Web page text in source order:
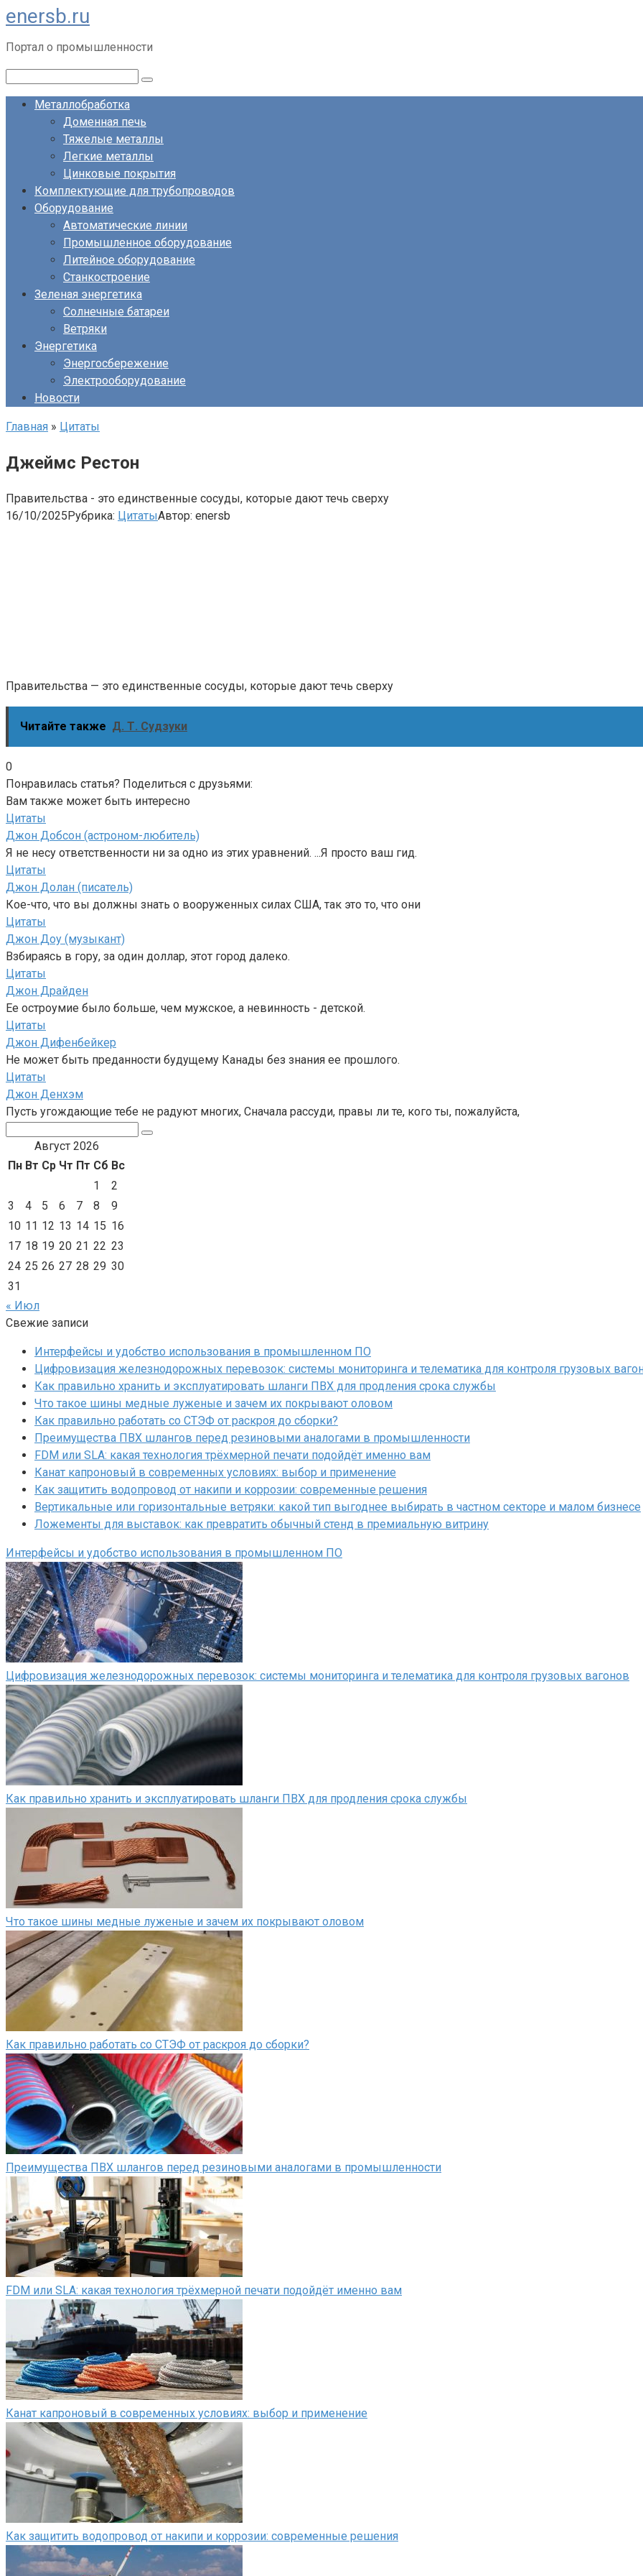
Перейти
к
контенту
enersb.ru
Портал о промышленности
Металлобработка
Доменная печь
Тяжелые металлы
Легкие металлы
Цинковые покрытия
Комплектующие для трубопроводов
Оборудование
Автоматические линии
Промышленное оборудование
Литейное оборудование
Станкостроение
Зеленая энергетика
Солнечные батареи
Ветряки
Энергетика
Энергосбережение
Электрооборудование
Новости
Главная » Цитаты
Джеймс Рестон
Правительства - это единственные сосуды, которые дают течь сверху
16/10/2025Рубрика: ЦитатыАвтор: enersb
Правительства — это единственные сосуды, которые дают течь сверху
Читайте также Д. Т. Судзуки
0
Понравилась статья? Поделиться с друзьями:
Вам также может быть интересно
Цитаты
Джон Добсон (астроном-любитель)
Я не несу ответственности ни за одно из этих уравнений. ...Я просто ваш гид.
Цитаты
Джон Долан (писатель)
Кое-что, что вы должны знать о вооруженных силах США, так это то, что они
Цитаты
Джон Доу (музыкант)
Взбираясь в гору, за один доллар, этот город далеко.
Цитаты
Джон Драйден
Ее остроумие было больше, чем мужское, а невинность - детской.
Цитаты
Джон Дифенбейкер
Не может быть преданности будущему Канады без знания ее прошлого.
Цитаты
Джон Денхэм
Пусть угождающие тебе не радуют многих, Сначала рассуди, правы ли те, кого ты, пожалуйста,
Август 2026
Пн Вт Ср Чт Пт Сб Вс
1
2
3
4 5 6 7 8
9
10 11 12 13 14 15 16
17 18 19 20 21 22 23
24 25 26 27 28 29 30
31
« Июл
Свежие записи
Интерфейсы и удобство использования в промышленном ПО
Цифровизация железнодорожных перевозок: системы мониторинга и телематика для контроля грузовых
Как правильно хранить и эксплуатировать шланги ПВХ для продления срока службы
Что такое шины медные луженые и зачем их покрывают оловом
Как правильно работать со СТЭФ от раскроя до сборки?
Преимущества ПВХ шлангов перед резиновыми аналогами в промышленности
FDM или SLA: какая технология трёхмерной печати подойдёт именно вам
Канат капроновый в современных условиях: выбор и применение
Как защитить водопровод от накипи и коррозии: современные решения
Вертикальные или горизонтальные ветряки: какой тип выгоднее выбирать в частном секторе и малом бизнесе
Ложементы для выставок: как превратить обычный стенд в премиальную витрину
Интерфейсы и удобство использования в промышленном ПО
Цифровизация железнодорожных перевозок: системы мониторинга и телематика для контроля грузовых вагонов
Как правильно хранить и эксплуатировать шланги ПВХ для продления срока службы
Что такое шины медные луженые и зачем их покрывают оловом
Как правильно работать со СТЭФ от раскроя до сборки?
Преимущества ПВХ шлангов перед резиновыми аналогами в промышленности
FDM или SLA: какая технология трёхмерной печати подойдёт именно вам
Канат капроновый в современных условиях: выбор и применение
Как защитить водопровод от накипи и коррозии: современные решения